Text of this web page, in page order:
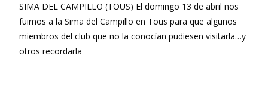
SIMA DEL CAMPILLO (TOUS) El domingo 13 de abril nos
fuimos a la Sima del Campillo en Tous para que algunos
miembros del club que no la conocían pudiesen visitarla…y
otros recordarla